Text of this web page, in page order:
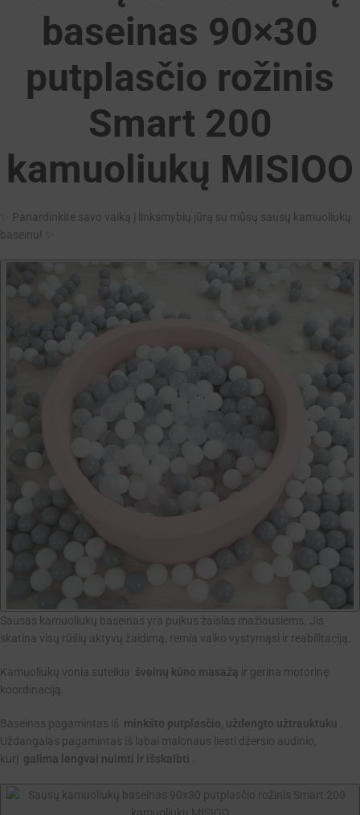
baseinas 90×30
putplasčio rožinis
Smart 200
kamuoliukų MISIOO
✨ Panardinkite savo vaiką į linksmybių jūrą su mūsų sausų kamuoliukų
baseinu! ✨
Sausas kamuoliukų baseinas yra puikus žaislas mažiausiems. Jis
skatina visų rūšių aktyvų žaidimą, remia vaiko vystymąsi ir reabilitaciją.
Kamuoliukų vonia suteikia švelnų kūno masažą ir gerina motorinę
koordinaciją.
Baseinas pagamintas iš minkšto putplasčio, uždengto užtrauktuku
Uždangalas pagamintas iš labai malonaus liesti džersio audinio,
kurį galima lengvai nuimti ir išskalbti